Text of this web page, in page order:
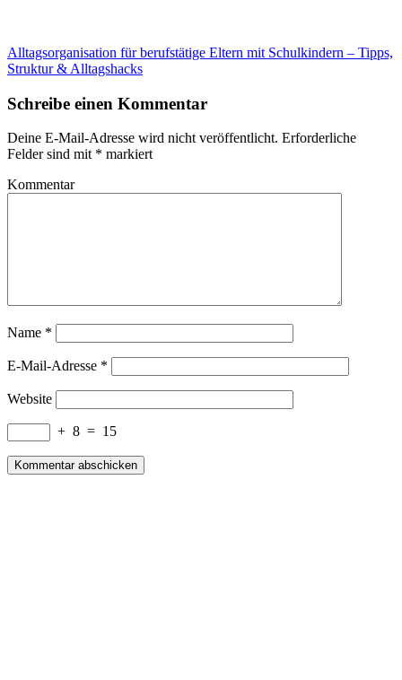
Alltagsorganisation für berufstätige Eltern mit Schulkindern – Tipps,
Struktur & Alltagshacks
Schreibe einen Kommentar
Deine E-Mail-Adresse wird nicht veröffentlicht. Erforderliche
Felder sind mit * markiert
Kommentar
Name *
E-Mail-Adresse *
Website
+ 8 = 15